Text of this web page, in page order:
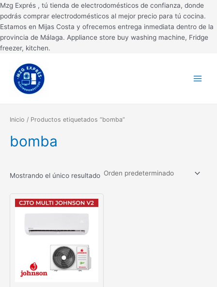
Mzg Exprés , tú tienda de electrodomésticos de confianza, donde
podrás comprar electrodomésticos al mejor precio para tú cocina.
Estamos en Mijas Costa y ofrecemos entrega inmediata dentro de la
provincia de Málaga. Appliance store buy washing machine, Fridge
freezer, kitchen.
Ir
al
contenido
Menu
Inicio / Productos etiquetados “bomba”
bomba
Mostrando el único resultado